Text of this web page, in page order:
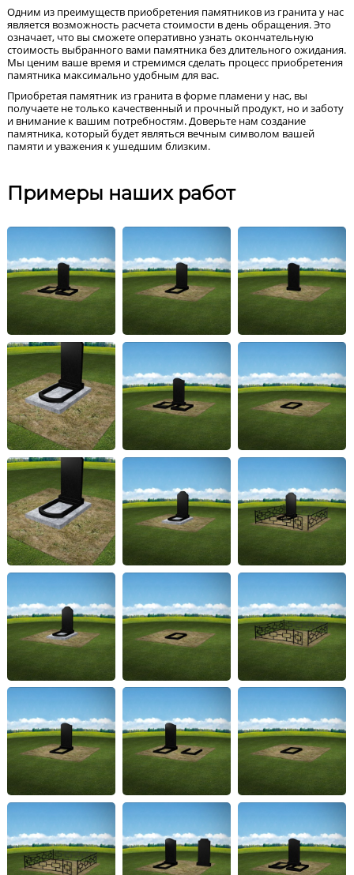
Одним из преимуществ приобретения памятников из гранита у нас
является возможность расчета стоимости в день обращения. Это
означает, что вы сможете оперативно узнать окончательную
стоимость выбранного вами памятника без длительного ожидания.
Мы ценим ваше время и стремимся сделать процесс приобретения
памятника максимально удобным для вас.
Приобретая памятник из гранита в форме пламени у нас, вы
получаете не только качественный и прочный продукт, но и заботу
и внимание к вашим потребностям. Доверьте нам создание
памятника, который будет являться вечным символом вашей
памяти и уважения к ушедшим близким.
Примеры наших работ